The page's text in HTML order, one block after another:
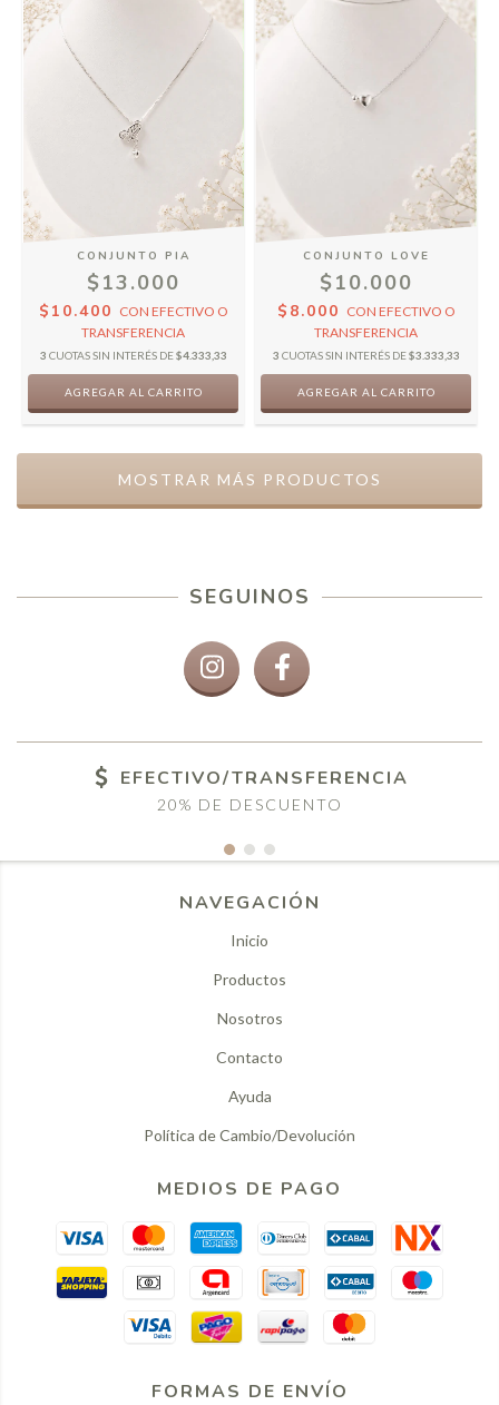
CONJUNTO PIA
$13.000
$10.400 CON EFECTIVO O
TRANSFERENCIA
3 CUOTAS SIN INTERÉS DE$4.333,33
CONJUNTO LOVE
$10.000
$8.000 CON EFECTIVO O
TRANSFERENCIA
3 CUOTAS SIN INTERÉS DE$3.333,33
MOSTRAR MÁS PRODUCTOS
SEGUINOS
EFECTIVO/TRANSFERENCIA
20% DE DESCUENTO
NAVEGACIÓN
Inicio
Productos
Nosotros
Contacto
Ayuda
Política de Cambio/Devolución
MEDIOS DE PAGO
FORMAS DE ENVÍO